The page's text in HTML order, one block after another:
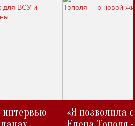
интервью
«Я позволила